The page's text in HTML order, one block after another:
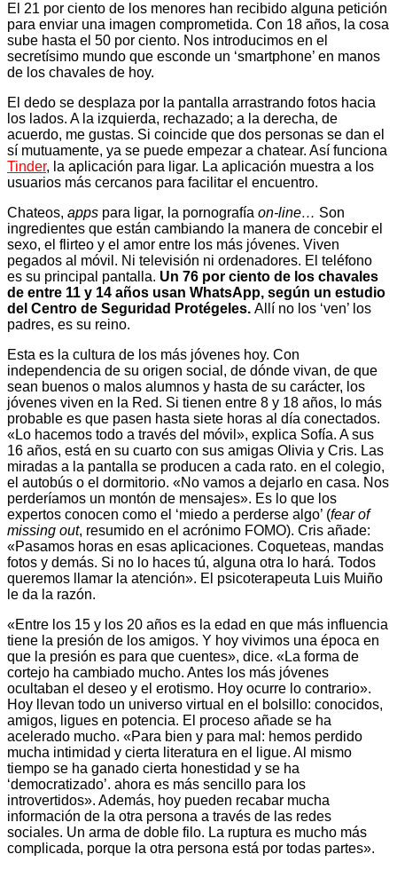
El 21 por ciento de los menores han recibido alguna petición
para enviar una imagen comprometida. Con 18 años, la cosa
sube hasta el 50 por ciento. Nos introducimos en el
secretísimo mundo que esconde un ‘smartphone’ en manos
de los chavales de hoy.
El dedo se desplaza por la pantalla arrastrando fotos hacia
los lados. A la izquierda, rechazado; a la derecha, de
acuerdo, me gustas. Si coincide que dos personas se dan el
sí mutuamente, ya se puede empezar a chatear. Así funciona
Tinder, la aplicación para ligar. La aplicación muestra a los
usuarios más cercanos para facilitar el encuentro.
Chateos, apps para ligar, la pornografía on-line… Son
ingredientes que están cambiando la manera de concebir el
sexo, el flirteo y el amor entre los más jóvenes. Viven
pegados al móvil. Ni televisión ni ordenadores. El teléfono
es su principal pantalla. Un 76 por ciento de los chavales
de entre 11 y 14 años usan WhatsApp, según un estudio
del Centro de Seguridad Protégeles. Allí no los ‘ven’ los
padres, es su reino.
Esta es la cultura de los más jóvenes hoy. Con
independencia de su origen social, de dónde vivan, de que
sean buenos o malos alumnos y hasta de su carácter, los
jóvenes viven en la Red. Si tienen entre 8 y 18 años, lo más
probable es que pasen hasta siete horas al día conectados.
«Lo hacemos todo a través del móvil», explica Sofía. A sus
16 años, está en su cuarto con sus amigas Olivia y Cris. Las
miradas a la pantalla se producen a cada rato. en el colegio,
el autobús o el dormitorio. «No vamos a dejarlo en casa. Nos
perderíamos un montón de mensajes». Es lo que los
expertos conocen como el ‘miedo a perderse algo’ (fear of
missing out, resumido en el acrónimo FOMO). Cris añade:
«Pasamos horas en esas aplicaciones. Coqueteas, mandas
fotos y demás. Si no lo haces tú, alguna otra lo hará. Todos
queremos llamar la atención». El psicoterapeuta Luis Muiño
le da la razón.
«Entre los 15 y los 20 años es la edad en que más influencia
tiene la presión de los amigos. Y hoy vivimos una época en
que la presión es para que cuentes», dice. «La forma de
cortejo ha cambiado mucho. Antes los más jóvenes
ocultaban el deseo y el erotismo. Hoy ocurre lo contrario».
Hoy llevan todo un universo virtual en el bolsillo: conocidos,
amigos, ligues en potencia. El proceso añade se ha
acelerado mucho. «Para bien y para mal: hemos perdido
mucha intimidad y cierta literatura en el ligue. Al mismo
tiempo se ha ganado cierta honestidad y se ha
‘democratizado’. ahora es más sencillo para los
introvertidos». Además, hoy pueden recabar mucha
información de la otra persona a través de las redes
sociales. Un arma de doble filo. La ruptura es mucho más
complicada, porque la otra persona está por todas partes».